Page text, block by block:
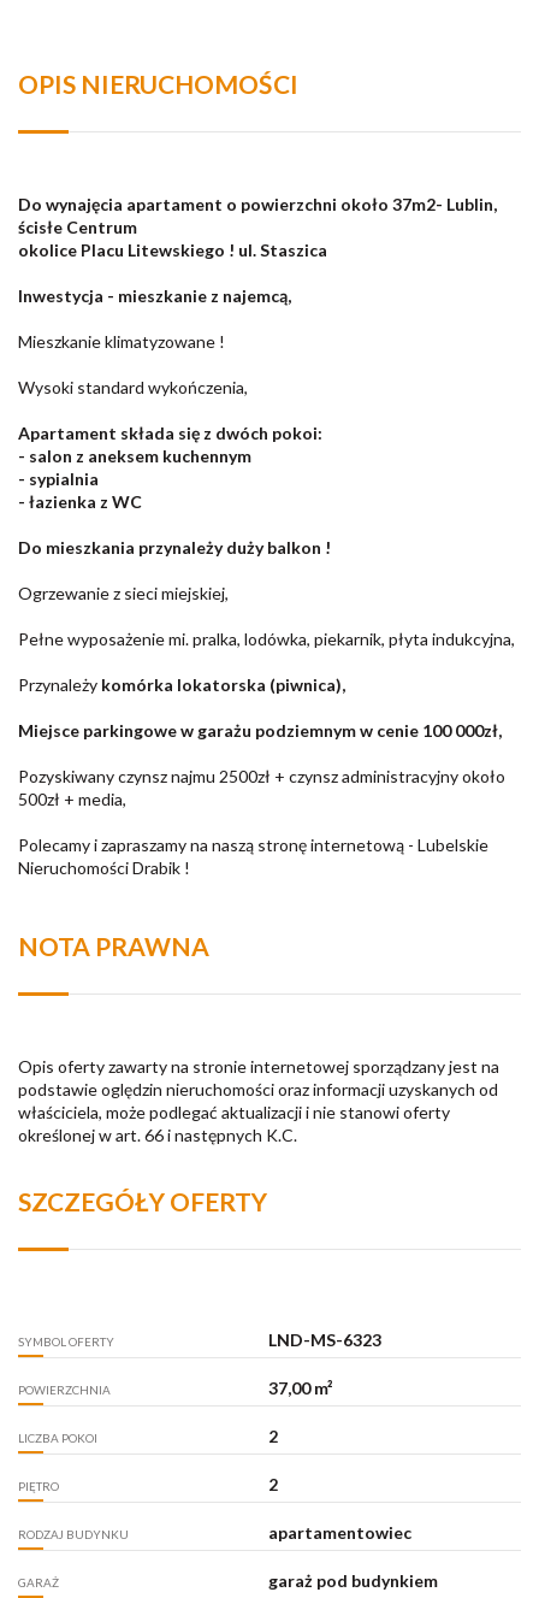
OPIS NIERUCHOMOŚCI
Do wynajęcia apartament o powierzchni około 37m2- Lublin,
ścisłe Centrum
okolice Placu Litewskiego ! ul. Staszica
Inwestycja - mieszkanie z najemcą,
Mieszkanie klimatyzowane !
Wysoki standard wykończenia,
Apartament składa się z dwóch pokoi:
- salon z aneksem kuchennym
- sypialnia
- łazienka z WC
Do mieszkania przynależy duży balkon !
Ogrzewanie z sieci miejskiej,
Pełne wyposażenie mi. pralka, lodówka, piekarnik, płyta indukcyjna,
Przynależy komórka lokatorska (piwnica),
Miejsce parkingowe w garażu podziemnym w cenie 100 000zł,
Pozyskiwany czynsz najmu 2500zł + czynsz administracyjny około
500zł + media,
Polecamy i zapraszamy na naszą stronę internetową - Lubelskie
Nieruchomości Drabik !
NOTA PRAWNA
Opis oferty zawarty na stronie internetowej sporządzany jest na
podstawie oględzin nieruchomości oraz informacji uzyskanych od
właściciela, może podlegać aktualizacji i nie stanowi oferty
określonej w art. 66 i następnych K.C.
SZCZEGÓŁY OFERTY
SYMBOL OFERTY LND-MS-6323
POWIERZCHNIA 37,00 m²
LICZBA POKOI 2
PIĘTRO 2
RODZAJ BUDYNKU apartamentowiec
GARAŻ garaż pod budynkiem